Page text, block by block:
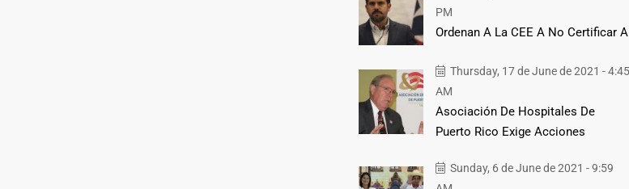
PM
Ordenan A La CEE A No Certificar A
Thursday, 17 de June de 2021 - 4:45
AM
Asociación De Hospitales De
Puerto Rico Exige Acciones
Sunday, 6 de June de 2021 - 9:59